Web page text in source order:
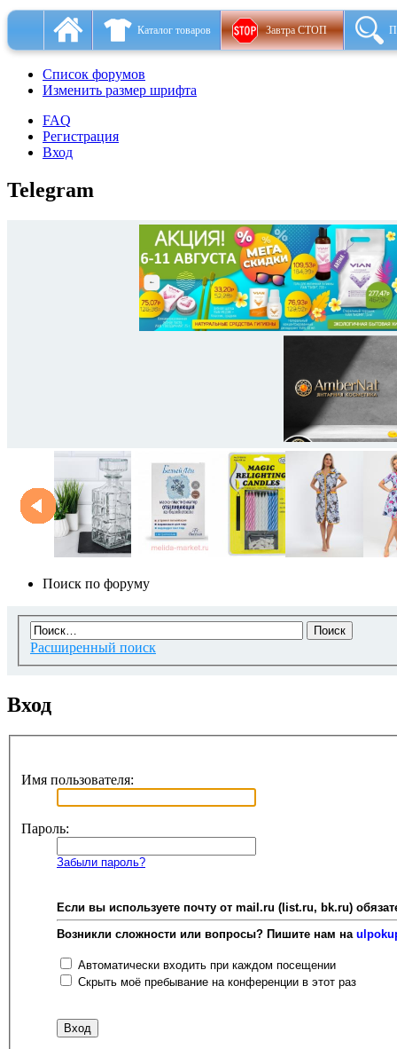
Каталог товаров Завтра СТОП
Список форумов
Изменить размер шрифта
FAQ
Регистрация
Вход
Telegram
Поиск по форуму
Расширенный поиск
Вход
Имя пользователя:
Пароль:
Забыли пароль?
Если вы используете почту от mail.ru (list.ru, bk.ru)
Возникли сложности или вопросы? Пишите нам на
Автоматически входить при каждом посещении
Скрыть моё пребывание на конференции в этот раз